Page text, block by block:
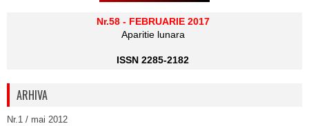
Nr.58 - FEBRUARIE 2017
Aparitie lunara
ISSN 2285-2182
ARHIVA
Nr.1 / mai 2012